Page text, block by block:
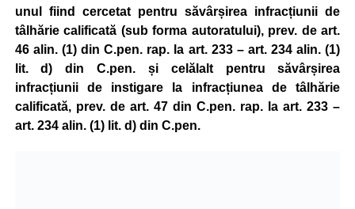
unul fiind cercetat pentru săvârșirea infracțiunii de
tâlhărie calificată (sub forma autoratului), prev. de art.
46 alin. (1) din C.pen. rap. la art. 233 – art. 234 alin. (1)
lit. d) din C.pen. și celălalt pentru săvârșirea
infracțiunii de instigare la infracțiunea de tâlhărie
calificată, prev. de art. 47 din C.pen. rap. la art. 233 –
art. 234 alin. (1) lit. d) din C.pen.